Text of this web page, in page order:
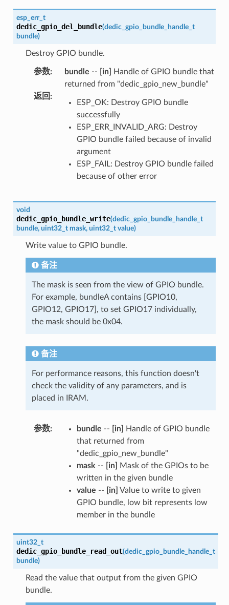
esp_err_t
dedic_gpio_del_bundle(dedic_gpio_bundle_handle_t
bundle)
Destroy GPIO bundle.
参数: bundle -- [in]
Handle of GPIO bundle that
returned from "dedic_gpio_new_bundle"
返回 :
ESP_OK: Destroy GPIO bundle
successfully
ESP_ERR_INVALID_ARG: Destroy
GPIO bundle failed because of invalid
argument
ESP_FAIL: Destroy GPIO bundle failed
because of other error
void
dedic_gpio_bundle_write(dedic_gpio_bundle_handle_t
bundle, uint32_t mask, uint32_t value)
Write value to GPIO bundle.
备注
The mask is seen from the view of GPIO bundle.
For example, bundleA contains [GPIO10,
GPIO12, GPIO17], to set GPIO17 individually,
the mask should be 0x04.
备注
For performance reasons, this function doesn't
check the validity of any parameters, and is
placed in IRAM.
参数: bundle -- [in]
Handle of GPIO bundle
that returned from
"dedic_gpio_new_bundle"
mask -- [in]
Mask of the GPIOs to be
written in the given bundle
value -- [in] Value to write to given
GPIO bundle, low bit represents low
member in the bundle
uint32_t
dedic_gpio_bundle_read_out(dedic_gpio_bundle_handle_t
bundle)
Read the value that output from the given GPIO
bundle.